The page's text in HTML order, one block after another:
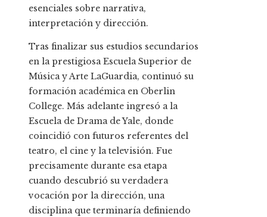
esenciales sobre narrativa,
interpretación y dirección.
Tras finalizar sus estudios secundarios
en la prestigiosa Escuela Superior de
Música y Arte LaGuardia, continuó su
formación académica en Oberlin
College. Más adelante ingresó a la
Escuela de Drama de Yale, donde
coincidió con futuros referentes del
teatro, el cine y la televisión. Fue
precisamente durante esa etapa
cuando descubrió su verdadera
vocación por la dirección, una
disciplina que terminaría definiendo